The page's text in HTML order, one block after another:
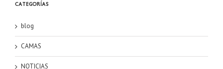
Categorías
blog
CAMAS
NOTICIAS